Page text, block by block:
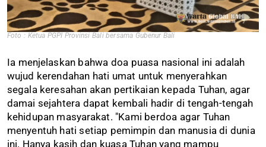
Foto : Ketua PGPI Provinsi Bali bersama Gubenur Bali
Ia menjelaskan bahwa doa puasa nasional ini adalah
wujud kerendahan hati umat untuk menyerahkan
segala keresahan akan pertikaian kepada Tuhan, agar
damai sejahtera dapat kembali hadir di tengah-tengah
kehidupan masyarakat. "Kami berdoa agar Tuhan
menyentuh hati setiap pemimpin dan manusia di dunia
ini. Hanya kasih dan kuasa Tuhan yang mampu